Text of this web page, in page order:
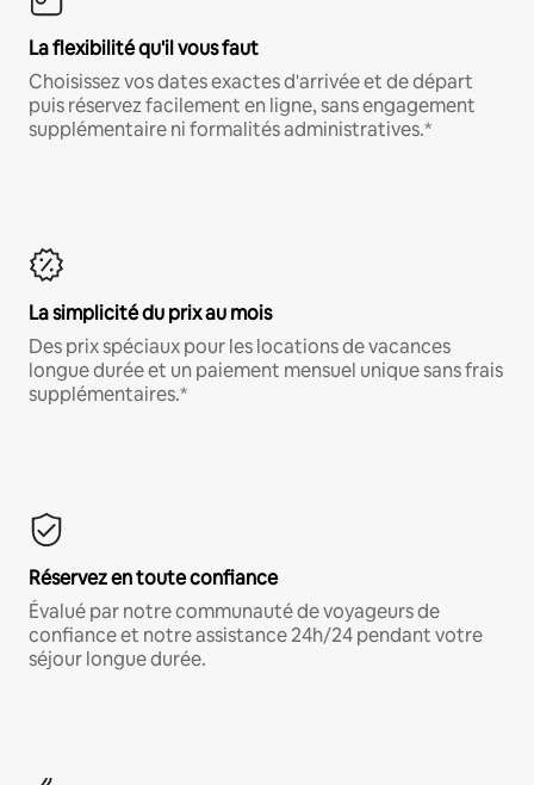
La flexibilité qu'il vous faut
Choisissez vos dates exactes d'arrivée et de départ
puis réservez facilement en ligne, sans engagement
supplémentaire ni formalités administratives.*
La simplicité du prix au mois
Des prix spéciaux pour les locations de vacances
longue durée et un paiement mensuel unique sans frais
supplémentaires.*
Réservez en toute confiance
Évalué par notre communauté de voyageurs de
confiance et notre assistance 24h/24 pendant votre
séjour longue durée.